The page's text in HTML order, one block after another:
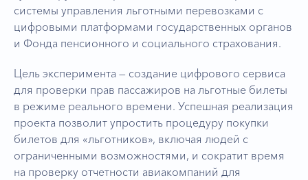
системы управления льготными перевозками с
цифровыми платформами государственных органов
и Фонда пенсионного и социального страхования.
Цель эксперимента — создание цифрового сервиса
для проверки прав пассажиров на льготные билеты
в режиме реального времени. Успешная реализация
проекта позволит упростить процедуру покупки
билетов для «льготников», включая людей с
ограниченными возможностями, и сократит время
на проверку отчетности авиакомпаний для